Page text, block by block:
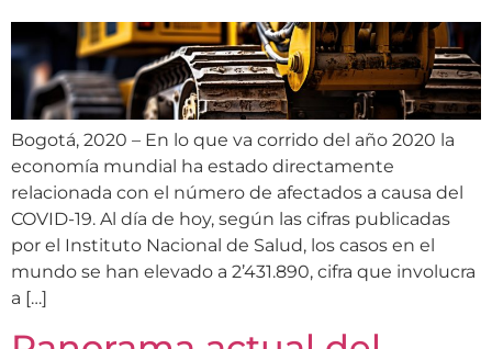
Bogotá, 2020 – En lo que va corrido del año 2020 la
economía mundial ha estado directamente
relacionada con el número de afectados a causa del
COVID-19. Al día de hoy, según las cifras publicadas
por el Instituto Nacional de Salud, los casos en el
mundo se han elevado a 2’431.890, cifra que involucra
a […]